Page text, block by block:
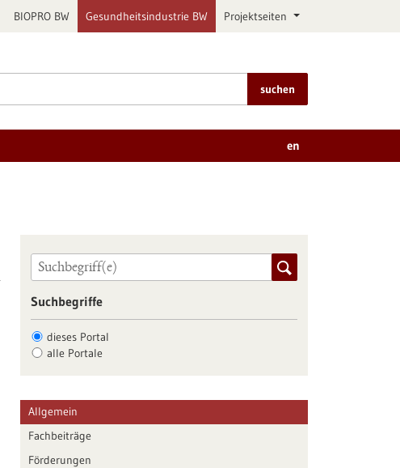
BIOPRO BW Gesundheitsindustrie BW Projektseiten
suchen
en
Suchbegriffe
dieses Portal
alle Portale
Allgemein
Fachbeiträge
Förderungen